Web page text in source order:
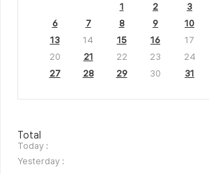
1 2 3
6
7 8 9 10
13
14 15 16 17
20
21 22 23 24
27
28 29 30 31
방
문
자
수
Total
Today :
Yesterday :